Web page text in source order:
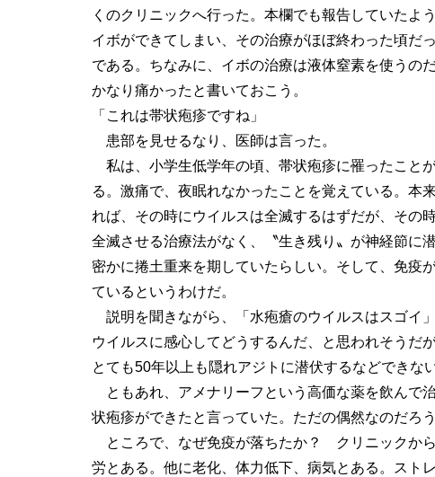
くのクリニックへ行った。本欄でも報告していたよう
イボができてしまい、その治療がほぼ終わった頃だ
である。ちなみに、イボの治療は液体窒素を使うのだ
かなり痛かったと書いておこう。
「これは帯状疱疹ですね」
患部を見せるなり、医師は言った。
私は、小学生低学年の頃、帯状疱疹に罹ったこと
る。激痛で、夜眠れなかったことを覚えている。本
れば、その時にウイルスは全滅するはずだが、その
全滅させる治療法がなく、〝生き残り〟が神経節に潜
密かに捲土重来を期していたらしい。そして、免疫
ているというわけだ。
説明を聞きながら、「水疱瘡のウイルスはスゴイ
ウイルスに感心してどうするんだ、と思われそうだ
とても50年以上も隠れアジトに潜伏するなどできない
ともあれ、アメナリーフという高価な薬を飲んで
状疱疹ができたと言っていた。ただの偶然なのだろ
ところで、なぜ免疫が落ちたか？ クリニックか
労とある。他に老化、体力低下、病気とある。スト